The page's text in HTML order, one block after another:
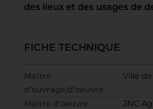
des lieux et des usages de
FICHE TECHNIQUE
Maître
d’ouvrage/d’oeuvre
Ville de
Maître d’oeuvre
JNC